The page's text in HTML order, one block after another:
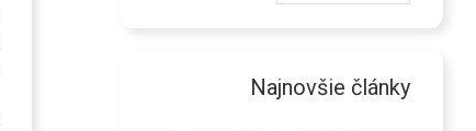
Najnovšie články